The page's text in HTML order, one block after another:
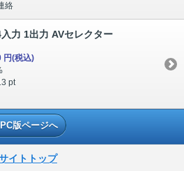
絡
力 1出力 AVセレクター
円(税込)
pt
PC版ページへ
イトトップ